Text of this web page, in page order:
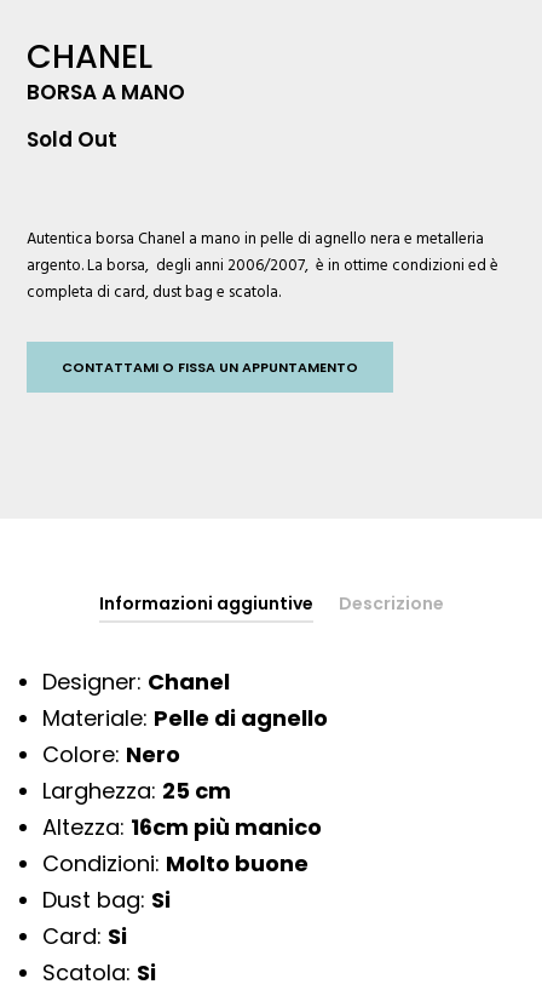
CHANEL
BORSA A MANO
Sold Out
Autentica borsaChanel a mano in pelle di agnello nera e metalleria
argento. La borsa, degli anni 2006/2007, è in ottime condizioni ed è
completa di card, dust bag e scatola.
CONTATTAMI O FISSA UN APPUNTAMENTO
Informazioni aggiuntive Descrizione
Designer: Chanel
Materiale: Pelle di agnello
Colore: Nero
Larghezza: 25 cm
Altezza: 16cm più manico
Condizioni: Molto buone
Dust bag: Si
Card: Si
Scatola: Si